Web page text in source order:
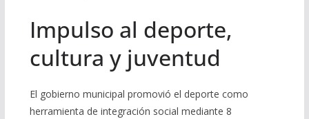
Impulso al deporte,
cultura y juventud
El gobierno municipal promovió el deporte como
herramienta de integración social mediante 8